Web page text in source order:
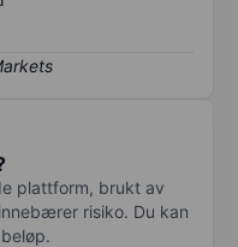
plattform, brukt av
risiko. Du kan